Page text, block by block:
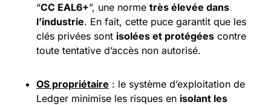
“CC EAL6+”, une norme très élevée dans
l’industrie. En fait, cette puce garantit que les
clés privées sont isolées et protégées contre
toute tentative d’accès non autorisé.
OS propriétaire : le système d’exploitation de
Ledger minimise les risques en isolant les